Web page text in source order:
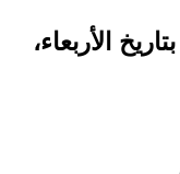
الأربعاء،